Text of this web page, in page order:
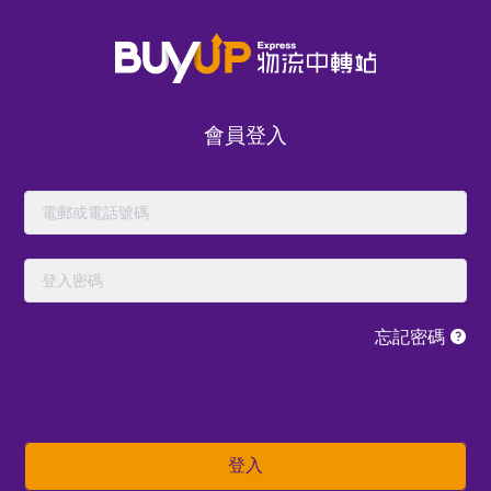
立即體驗我們的
會員登入
忘記密碼
登入